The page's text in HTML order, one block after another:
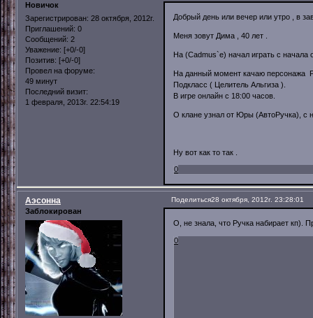
Новичок
Зарегистрирован: 28 октября, 2012г.
Приглашений: 0
Сообщений: 2
Уважение: [+0/-0]
Позитив: [+0/-0]
Провел на форуме:
49 минут
Последний визит:
1 февраля, 2013г. 22:54:19
Добрый день или вечер или утро , в
Меня зовут Дима , 40 лет .
На (Cadmus`e) начал играть с начала
На данный момент качаю персонажа
Подкласс ( Целитель Альгиза ).
В игре онлайн с 18:00 часов.
О клане узнал от Юры (АвтоРучка), с
Ну вот как то так .
0
Поделиться28 октября, 2012г. 23:28:01
Аэсонна
Заблокирован
О, не знала, что Ручка набирает кп).
0